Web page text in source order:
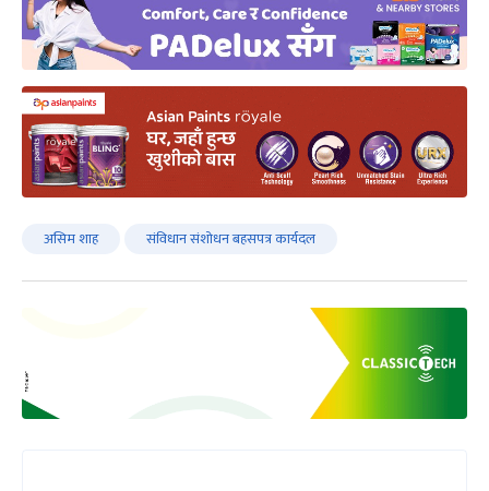
असिम शाह संविधान संशोधन बहसपत्र कार्यदल